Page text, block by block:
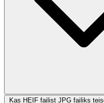
Kas HEIF failist JPG failiks